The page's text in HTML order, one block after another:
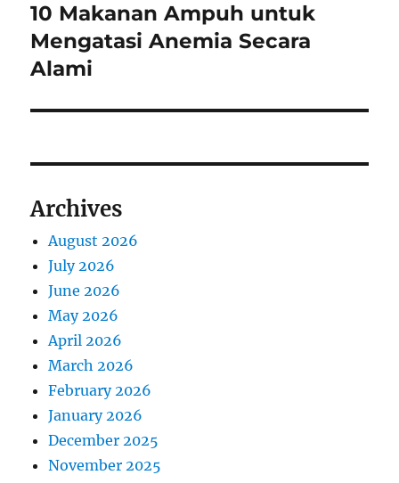
Next
post:
10 Makanan Ampuh untuk
Mengatasi Anemia Secara
Alami
Archives
August 2026
July 2026
June 2026
May 2026
April 2026
March 2026
February 2026
January 2026
December 2025
November 2025